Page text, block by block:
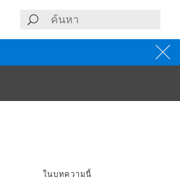
ในบทความนี้